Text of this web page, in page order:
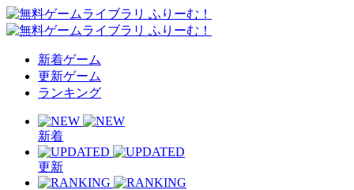
新着ゲーム
更新ゲーム
ランキング
新着
更新